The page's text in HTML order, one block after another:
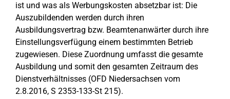
ist und was als Werbungskosten absetzbar ist: Die
Auszubildenden werden durch ihren
Ausbildungsvertrag bzw. Beamtenanwärter durch ihre
Einstellungsverfügung einem bestimmten Betrieb
zugewiesen. Diese Zuordnung umfasst die gesamte
Ausbildung und somit den gesamten Zeitraum des
Dienstverhältnisses (OFD Niedersachsen vom
2.8.2016, S 2353-133-St 215).